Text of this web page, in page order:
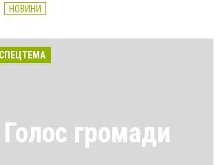
НОВИНИ
СПЕЦТЕМА
Голос громади